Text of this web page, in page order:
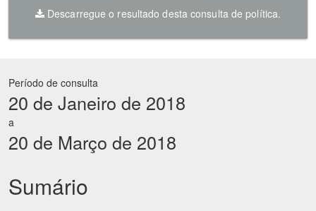
Descarregue o resultado desta consulta de política.
Período de consulta
20 de Janeiro de 2018
a
20 de Março de 2018
Sumário